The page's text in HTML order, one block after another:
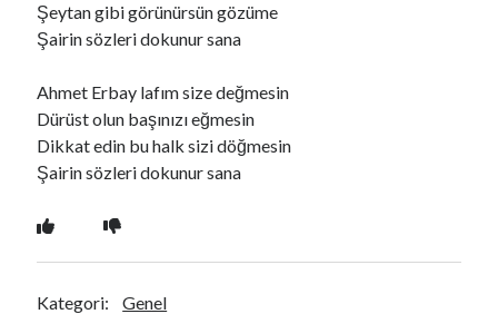
Şeytan gibi görünürsün gözüme
Şairin sözleri dokunur sana
Ahmet Erbay lafım size değmesin
Dürüst olun başınızı eğmesin
Dikkat edin bu halk sizi döğmesin
Şairin sözleri dokunur sana
Kategori: Genel